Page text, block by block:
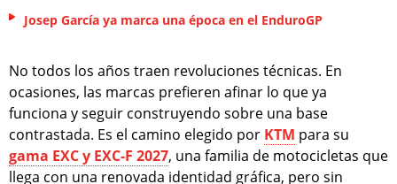
Josep García ya marca una época en el EnduroGP
No todos los años traen revoluciones técnicas. En
ocasiones, las marcas prefieren afinar lo que ya
funciona y seguir construyendo sobre una base
contrastada. Es el camino elegido por KTM para su
gama EXC y EXC-F 2027, una familia de motocicletas que
llega con una renovada identidad gráfica, pero sin